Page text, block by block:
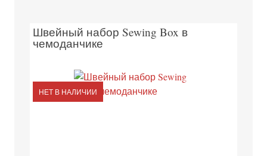
Швейный набор Sewing Box в
чемоданчике
НЕТ В НАЛИЧИИ